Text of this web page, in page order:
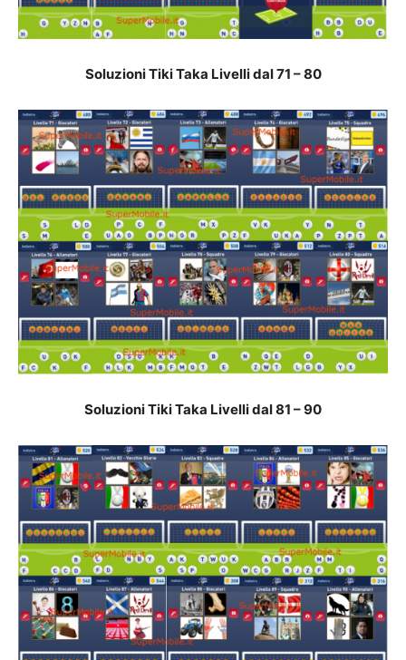
Soluzioni Tiki Taka Livelli dal 71 – 80
Soluzioni Tiki Taka Livelli dal 81 – 90